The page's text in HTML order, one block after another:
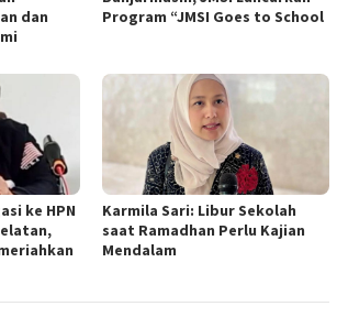
dan
Program “JMSI Goes to School
ke HPN
Karmila Sari: Libur Sekolah
saat Ramadhan Perlu Kajian
Mendalam